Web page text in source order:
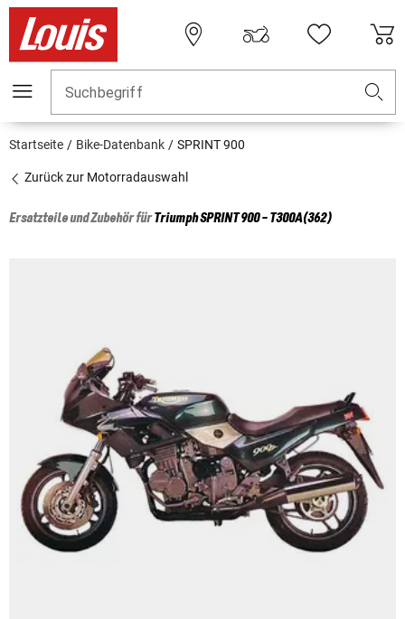
Suchbegriff
Startseite Bike-Datenbank SPRINT 900
Zurück zur Motorradauswahl
Ersatzteile und Zubehör fürTriumphSPRINT 900 - T300A(362)